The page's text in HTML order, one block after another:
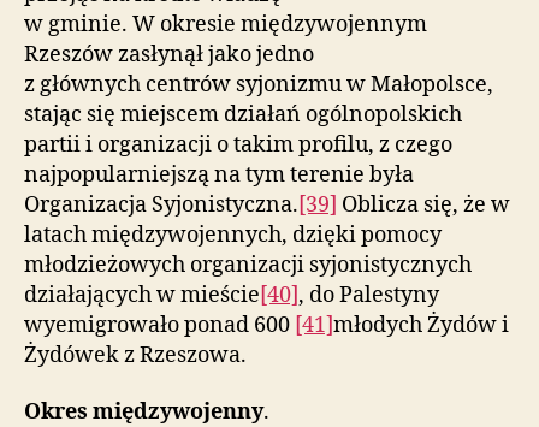
w gminie. W okresie międzywojennym
Rzeszów zasłynął jako jedno
z głównych centrów syjonizmu w Małopolsce,
stając się miejscem działań ogólnopolskich
partii i organizacji o takim profilu, z czego
najpopularniejszą na tym terenie była
Organizacja Syjonistyczna.[39] Oblicza się, że w
latach międzywojennych, dzięki pomocy
młodzieżowych organizacji syjonistycznych
działających w mieście[40], do Palestyny
wyemigrowało ponad 600 [41]młodych Żydów i
Żydówek z Rzeszowa.
Okres międzywojenny.